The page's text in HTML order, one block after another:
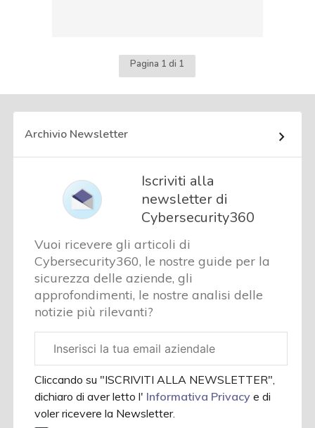
Pagina 1 di 1
Archivio Newsletter
Iscriviti alla
newsletter di
Cybersecurity360
Vuoi ricevere gli articoli di
Cybersecurity360, le nostre guide per la
sicurezza delle aziende, gli
approfondimenti, le nostre analisi delle
notizie più rilevanti?
aziendale
Cliccando su "ISCRIVITI ALLA NEWSLETTER",
dichiaro di aver letto l' Informativa Privacye di
voler ricevere la Newsletter.